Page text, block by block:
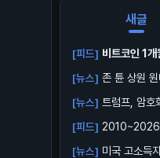
새글
[피드] 비트코인 1
[뉴스] 존 튠 상원
표 연...
[뉴스] 트럼프, 암호
[피드] 2010~2026
정리 ...
[뉴스] 미국 고소득